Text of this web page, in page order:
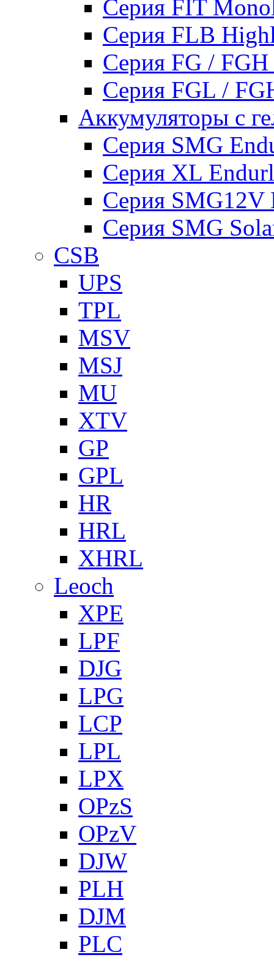
Серия FIT
Серия FLB
Серия FG /
Серия FGL /
Аккумуляторы с
Серия SMG
Серия XL
Серия SMG12V
Серия SMG
CSB
UPS
TPL
MSV
MSJ
MU
XTV
GP
GPL
HR
HRL
XHRL
Leoch
XPE
LPF
DJG
LPG
LCP
LPL
LPX
OPzS
OPzV
DJW
PLH
DJM
PLC